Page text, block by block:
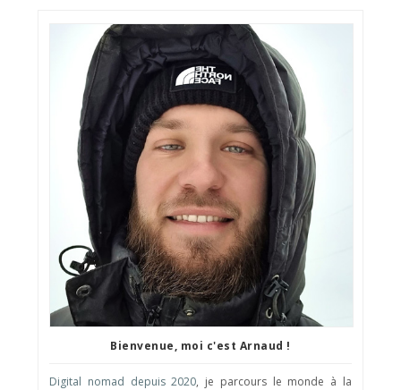
Bienvenue, moi c'est Arnaud !
Digital nomad depuis 2020, je parcours le monde à la